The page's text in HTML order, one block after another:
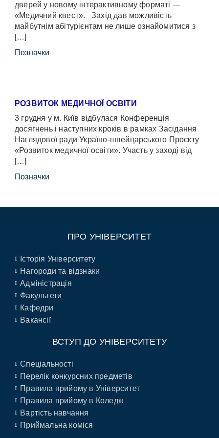
дверей у новому інтерактивному форматі —
«Медичний квест». Захід дав можливість
майбутнім абітурієнтам не лише ознайомитися з
[…]
Позначки
РОЗВИТОК МЕДИЧНОЇ ОСВІТИ
3 грудня у м. Київ відбулася Конференція
досягнень і наступних кроків в рамках Засідання
Наглядової ради Україно-швейцарського Проєкту
«Розвиток медичної освіти». Участь у заході від
[…]
Позначки
ПРО УНІВЕРСИТЕТ
Історія Університету
Нагороди та відзнаки
Адміністрація
Факультети
Кафедри
Вакансії
ВСТУП ДО УНІВЕРСИТЕТУ
Спеціальності
Перелік конкурсних предметів
Правила прийому в Університет
Правила прийому в Коледж
Вартість навчання
Приймальна коміся